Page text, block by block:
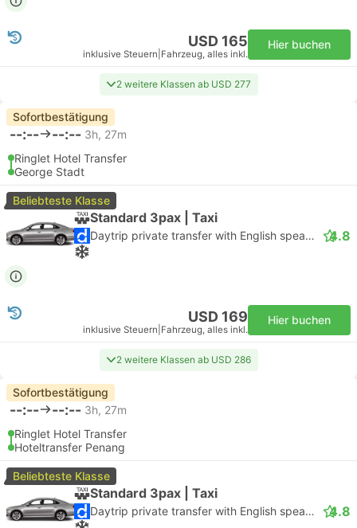
USD 165
inklusive Steuern Fahrzeug, alles inkl.
Hier buchen
2 weitere Klassen ab USD 277
Sofortbestätigung
--:-- --:-- 3h, 27m
Ringlet Hotel Transfer
George Stadt
Beliebteste Klasse
Standard 3pax | Taxi
Daytrip private transfer with English speaking driver 4.8
USD 169
inklusive Steuern Fahrzeug, alles inkl.
Hier buchen
2 weitere Klassen ab USD 286
Sofortbestätigung
--:-- --:-- 3h, 27m
Ringlet Hotel Transfer
Hoteltransfer Penang
Beliebteste Klasse
Standard 3pax | Taxi
Daytrip private transfer with English speaking driver 4.8